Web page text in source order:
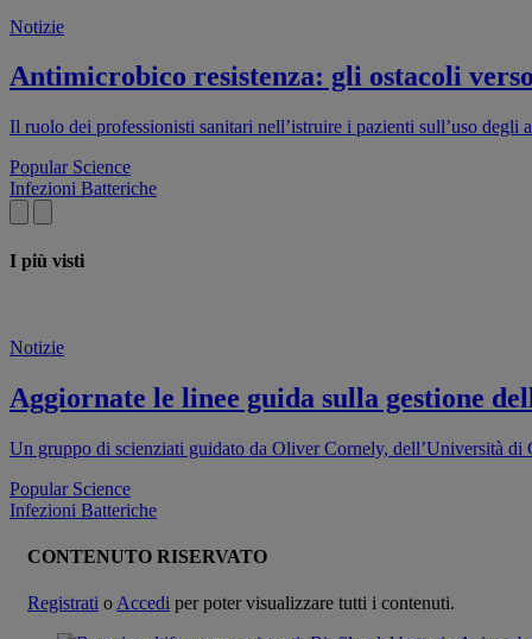
Notizie
Antimicrobico resistenza: gli ostacoli
Il ruolo dei professionisti sanitari nell’istruire i pazienti sull’uso
Popular Science
Infezioni Batteriche
I più visti
Notizie
Aggiornate le linee guida sulla gestione
Un gruppo di scienziati guidato da Oliver Cornely, dell’Università
Popular Science
Infezioni Batteriche
CONTENUTO RISERVATO
Registrati o Accedi per poter visualizzare tutti i contenuti.